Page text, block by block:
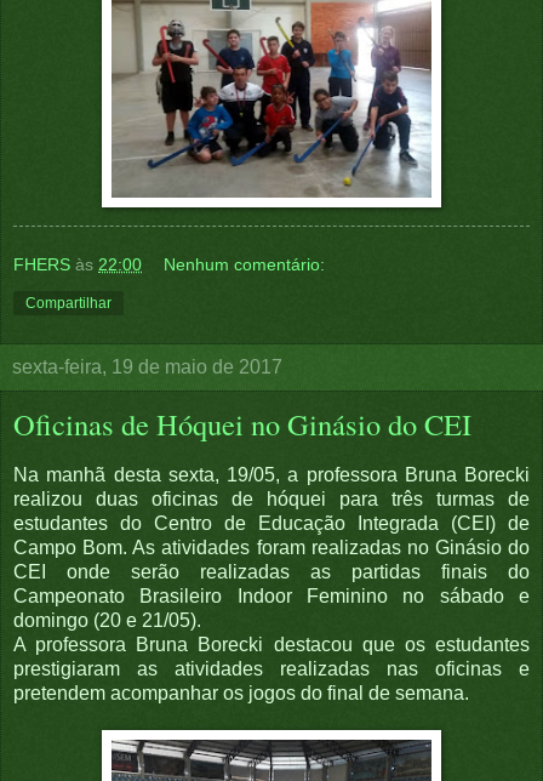
FHERS às 22:00 Nenhum comentário:
Compartilhar
sexta-feira, 19 de maio de 2017
Oficinas de Hóquei no Ginásio do CEI
Na manhã desta sexta, 19/05, a professora Bruna Borecki
realizou duas oficinas de hóquei para três turmas de
estudantes do Centro de Educação Integrada (CEI) de
Campo Bom. As atividades foram realizadas no Ginásio do
CEI onde serão realizadas as partidas finais do
Campeonato Brasileiro Indoor Feminino no sábado e
domingo (20 e 21/05).
A professora Bruna Borecki destacou que os estudantes
prestigiaram as atividades realizadas nas oficinas e
pretendem acompanhar os jogos do final de semana.